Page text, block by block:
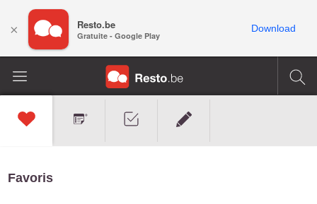
Favoris
× Resto.be
Gratuite - Google Play
Download